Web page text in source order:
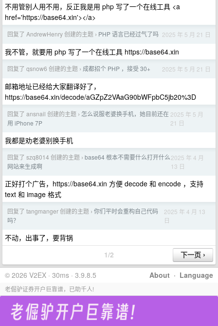
不用管别人用不用，反正我是用 php 写了一个在线工具 <a
href='https://base64.xin'></a>
回复了 AndrewHenry 创建的主题 › PHP 语言已经过气了吗 2025 年 5 月 21 日
我不管，就要用 php 写了一个在线工具 https://base64.xin
回复了 qsnow6 创建的主题 › 成都招个 PHP ，接受 30+ 2025 年 5 月 21 日
邮箱地址已经给大家翻译好了，
https://base64.xin/decode/aGZpZ2VAaG90bWFpbC5jb20%3D
回复了 ansnail 创建的主题 › 怎么说服老婆换手机，她目前还在
用 iPhone 7P
2025 年 5 月
21 日
我都是劝老婆别换手机
回复了 szq8014 创建的主题 › base64 根本不需要什么打开什么
网站来生成啊
2025 年 4 月
13 日
正好打个广告，https://base64.xin 方便 decode 和 encode ，支持
text 和 image 格式
回复了 tangmanger 创建的主题 › 你们平时会重构自己代码
吗？
2025 年 4 月 13
日
不动，出事了，要背锅
1/2
About · Language
© 2026 V2EX · 30ms · 3.9.8.5
老倔驴证券开户巨靠谱，已助千人!